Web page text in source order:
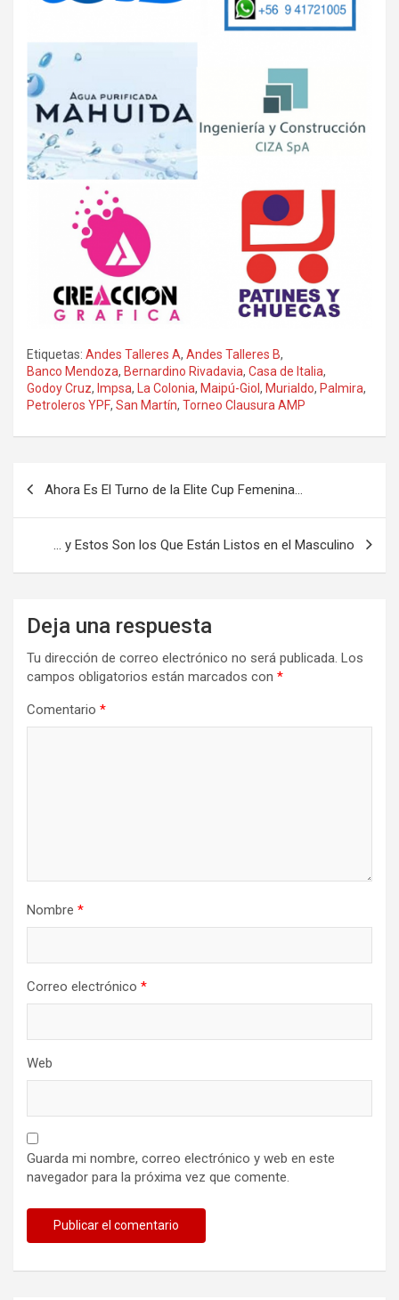
Etiquetas: Andes Talleres A, Andes Talleres B,
Banco Mendoza, Bernardino Rivadavia, Casa de Italia,
Godoy Cruz, Impsa, La Colonia, Maipú-Giol, Murialdo, Palmira,
Petroleros YPF, San Martín, Torneo Clausura AMP
Ahora Es El Turno de la Elite Cup Femenina…
… y Estos Son los Que Están Listos en el Masculino
Deja una respuesta
Tu dirección de correo electrónico no será publicada. Los
campos obligatorios están marcados con *
Comentario *
Nombre *
Correo electrónico *
Web
Guarda mi nombre, correo electrónico y web en este
navegador para la próxima vez que comente.